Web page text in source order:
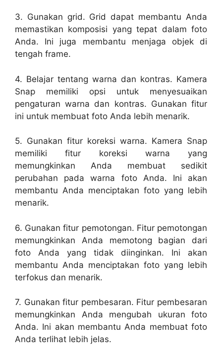
3. Gunakan grid. Grid dapat membantu Anda
memastikan komposisi yang tepat dalam foto
Anda. Ini juga membantu menjaga objek di
tengah frame.
4. Belajar tentang warna dan kontras. Kamera
Snap memiliki opsi untuk menyesuaikan
pengaturan warna dan kontras. Gunakan fitur
ini untuk membuat foto Anda lebih menarik.
5. Gunakan fitur koreksi warna. Kamera Snap
memiliki fitur koreksi warna yang
memungkinkan Anda membuat sedikit
perubahan pada warna foto Anda. Ini akan
membantu Anda menciptakan foto yang lebih
menarik.
6. Gunakan fitur pemotongan. Fitur pemotongan
memungkinkan Anda memotong bagian dari
foto Anda yang tidak diinginkan. Ini akan
membantu Anda menciptakan foto yang lebih
terfokus dan menarik.
7. Gunakan fitur pembesaran. Fitur pembesaran
memungkinkan Anda mengubah ukuran foto
Anda. Ini akan membantu Anda membuat foto
Anda terlihat lebih jelas.